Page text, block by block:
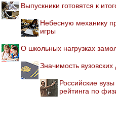
Выпускники готовятся к
Небесную механику
игры
О школьных нагрузках
Значимость
Российские
рейтинга по